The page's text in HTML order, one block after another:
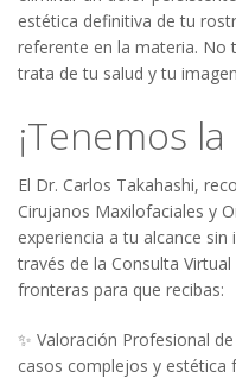
estética definitiva de tu
referente en la materia. No
trata de tu salud y tu
¡Tenemos
El Dr. Carlos Takahashi,
Cirujanos Maxilofaciales y
experiencia a tu alcance
través de la Consulta
fronteras para que recibas:
✨ Valoración Profesional
casos complejos y estética